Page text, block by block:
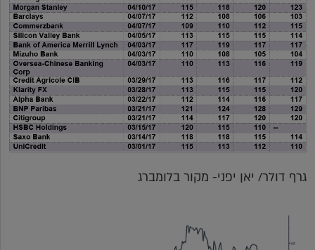
גרף דולר/ יאן יפני- מקור בלומברג